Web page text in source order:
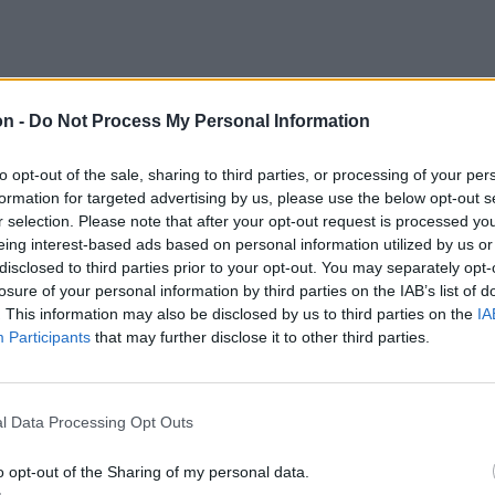
- Do Not Process My Personal Information
opt-out of the sale, sharing to third parties, or processing of your
for targeted advertising by us, please use the below opt-out
selection. Please note that after your opt-out request is processed
interest-based ads based on personal information utilized by us
to third parties prior to your opt-out. You may separately
of your personal information by third parties on the IAB’s list of
This information may also be disclosed by us to third parties on the
Participants that may further disclose it to other third parties.
Data Processing Opt Outs
opt-out of the Sharing of my personal data.
felerősödik a szél, 45–55 km/órás,
Moldva déli és központi területein,
a Kárpát-kanyarban 60–70 km/órás